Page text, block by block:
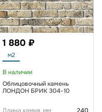
1 880 ₽
м2
В наличии
Облицовочный камень
ЛОНДОН БРИК 304-10
Длина камня, мм
240